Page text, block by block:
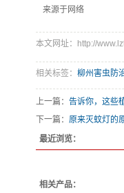
来源于网络
本文网址：http://
相关标签： 柳州害虫防
上一篇： 告诉你，这些
下一篇： 原来灭蚊灯的
最近浏览：
相关产品：